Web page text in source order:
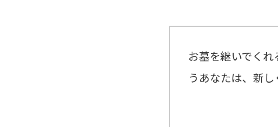
お墓を継いでく
うあなたは、新し